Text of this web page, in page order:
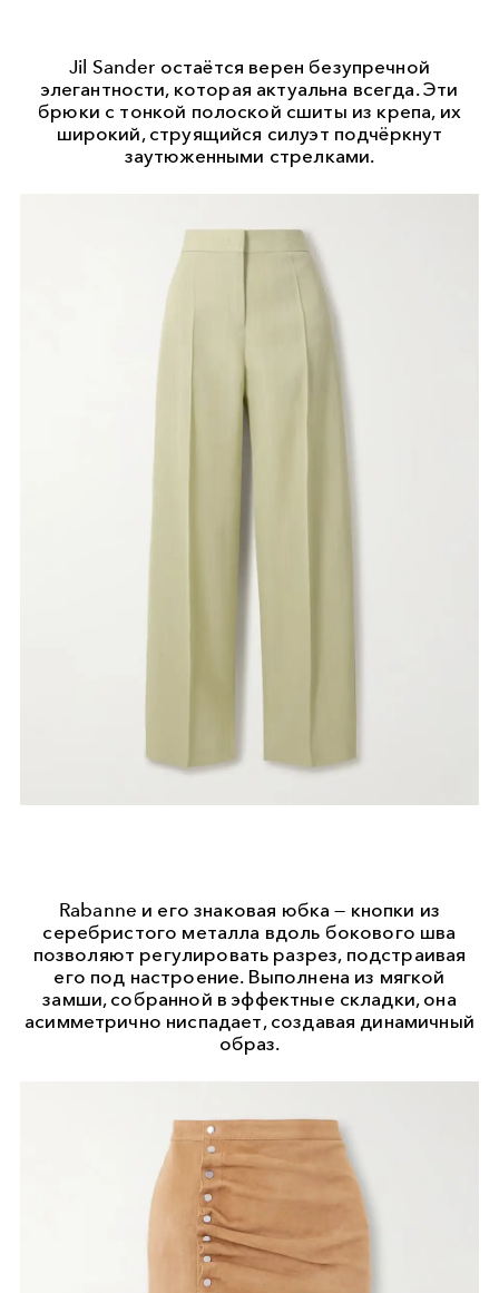
Jil Sander остаётся верен безупречной
элегантности, которая актуальна всегда. Эти
брюки с тонкой полоской сшиты из крепа, их
широкий, струящийся силуэт подчёркнут
заутюженными стрелками.
Rabanne и его знаковая юбка — кнопки из
серебристого металла вдоль бокового шва
позволяют регулировать разрез, подстраивая
его под настроение. Выполнена из мягкой
замши, собранной в эффектные складки, она
асимметрично ниспадает, создавая динамичный
образ.